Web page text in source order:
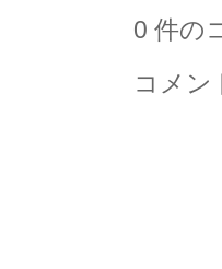
0 件の
コメン